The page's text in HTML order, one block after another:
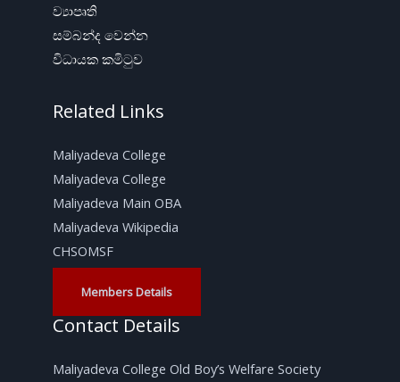
ව්‍යාපෘති
සම්බන්ද වෙන්න
විධායක කමිටුව
Related Links
Maliyadeva College
Maliyadeva College
Maliyadeva Main OBA
Maliyadeva Wikipedia
CHSOMSF
Members Details
Contact Details
Maliyadeva College Old Boy’s Welfare Society